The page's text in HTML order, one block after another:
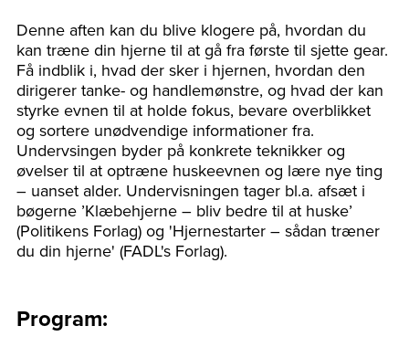
Denne aften kan du blive klogere på, hvordan du
kan træne din hjerne til at gå fra første til sjette gear.
Få indblik i, hvad der sker i hjernen, hvordan den
dirigerer tanke- og handlemønstre, og hvad der kan
styrke evnen til at holde fokus, bevare overblikket
og sortere unødvendige informationer fra.
Undervsingen byder på konkrete teknikker og
øvelser til at optræne huskeevnen og lære nye ting
– uanset alder. Undervisningen tager bl.a. afsæt i
bøgerne ’Klæbehjerne – bliv bedre til at huske’
(Politikens Forlag) og 'Hjernestarter – sådan træner
du din hjerne' (FADL's Forlag).
Program: